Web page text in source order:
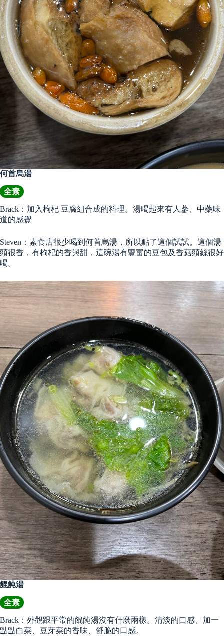
何首烏湯
全素
Brack：加入枸杞 豆腐組合成的料理。湯喝起來有人蔘、中藥味
道的感覺
Steven：素食店很少喝到何首烏湯，所以點了這個試試。這個湯
頭很香，有枸杞的香與甜，這碗湯有豐富的豆包及香菇頭絲很好
喝。
餛飩湯
全素
Brack：外觀跟平常的餛飩湯沒有什麼兩樣。清淡的口感、加一
點點白菜、豆芽菜的香味、舒脆的口感。